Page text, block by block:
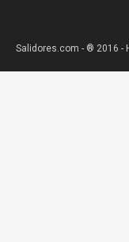
Salidores.com - ® 2016 -